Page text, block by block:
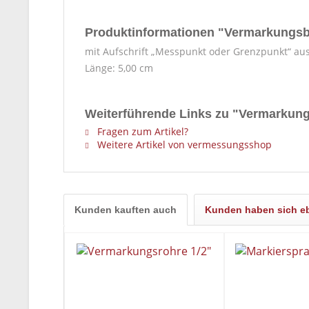
Produktinformationen
mit Aufschrift „Messpunkt oder Grenzpunkt“
Länge: 5,00 cm
Weiterführende Links zu
Fragen zum Artikel?
Weitere Artikel von vermessungsshop
Kunden kauften auch Kunden haben sich